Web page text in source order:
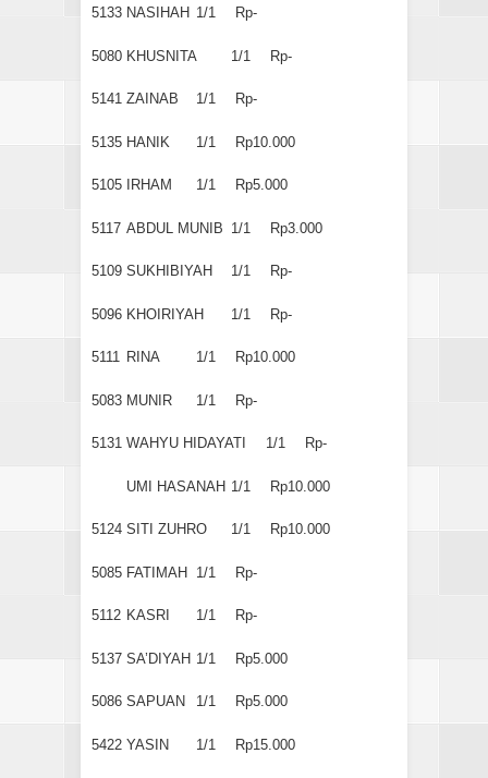
5133 NASIHAH 1/1 Rp-
5080 KHUSNITA 1/1 Rp-
5141 ZAINAB 1/1 Rp-
5135 HANIK 1/1 Rp10.000
5105 IRHAM 1/1 Rp5.000
5117 ABDUL MUNIB 1/1 Rp3.000
5109 SUKHIBIYAH 1/1 Rp-
5096 KHOIRIYAH 1/1 Rp-
5111 RINA 1/1 Rp10.000
5083 MUNIR 1/1 Rp-
5131 WAHYU HIDAYATI 1/1 Rp-
UMI HASANAH 1/1 Rp10.000
5124 SITI ZUHRO 1/1 Rp10.000
5085 FATIMAH 1/1 Rp-
5112 KASRI 1/1 Rp-
5137 SA’DIYAH 1/1 Rp5.000
5086 SAPUAN 1/1 Rp5.000
5422 YASIN 1/1 Rp15.000